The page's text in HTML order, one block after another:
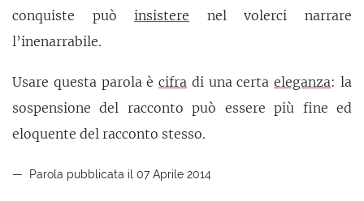
conquiste puòinsistere nel volerci narrare
l’inenarrabile.
Usare questa parola ècifra di una certaeleganza: la
sospensione del racconto può essere più fine ed
eloquente del racconto stesso.
Parola pubblicata il 07 Aprile 2014